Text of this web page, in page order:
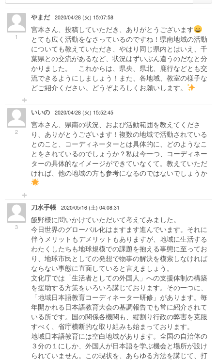
1
やまだ 2020/04/28 (火) 15:07:58
宮本さん、投稿していただき、ありがとうございます
とても広く活動をなさっているのですね！県南地域の活動
についても教えていただき、やはり同じ県内とはいえ、千
葉県との交流があるなど、状況はずいぶん違うのだなと分
かりました。 これからは、県央、県北、鹿行などとも交
流できるようにしましょう！また、各地域、教室の様子な
どご紹介ください。どうぞよろしくお願いします。
2
いいの 2020/04/28 (火) 15:52:45
宮本さん、県南の状況、および活動範囲を教えてくださ
り、ありがとうございます！複数の地域で活動されている
とのこと、コーディネーターとは具体的に、どのようなこ
とをされているのでしょうか？私は今一つ、コーディネー
ターの具体的なイメージができていなくて。教えていただ
ければ、他の地域の方も参考になるのではないでしょうか
3
刀水手帳 2020/05/16 (土) 04:08:31
飯野様に問いかけていただいて考えてみました。
今日世界のグローバル化はますます進んでいます。それに
伴うメリットもデメリットもありますが、地域に生活する
わたくしたちも地球規模での課題を抱える事態に至ってお
り、地球市民としての発想で物事の解決を模索しなければ
ならない事態に直面していると言えましょう。
文化庁では「生活者としての外国人」への支援体制の構築
を援助する方策をいろいろ講じております。その一つに、
「地域日本語教育コーディネーター研修」があります。毎
年開かれる日本語教育大会の基調報告でも常に紹介されて
いる所です。国の関係各機関も、縦割り行政の弊害を克服
すべく、省庁横断的な取り組みも始まっております。
地域日本語教育には空白地域があります。全国の自治体の
３分の１にしか、外国人が日本語を学ぶ機会と場所が設け
られていません。この現状を、あらゆる方法を講じて、打